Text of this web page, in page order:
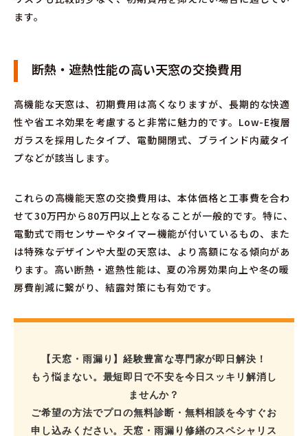
ます。
断熱・遮熱性能の高い天窓の交換費用
高機能な天窓は、初期費用は高くなりますが、長期的な快適
性や省エネ効果を考慮すると非常に魅力的です。Low-E複層
ガラスを採用したタイプ、電動開閉式、ブラインド内蔵タイ
プなどが該当します。
これらの高機能天窓の交換費用は、本体価格と工事費を合わ
せて30万円から80万円以上となることが一般的です。特に、
電動式で雨センサーやタイマー機能が付いているもの、また
は特殊なデザインや大型の天窓は、より高額になる傾向があ
ります。高い断熱・遮熱性能は、夏の冷房効果向上や冬の暖
房費削減に繋がり、結露対策にも有効です。
【天窓・雨漏り】経験豊富な専門家が即日解決！
もう悩まない。最短即日で不安を今日スッキリ解消し
ませんか？
ご希望の方法でプロの無料診断・無料相談を今すぐお
申し込みください。天窓・雨漏り修繕のスペシャリス